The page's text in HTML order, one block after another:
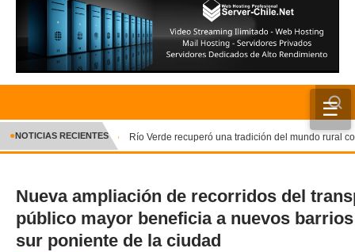
☰
INICIO
CRÓNICA
DEPORTES
ENTRETENIMIENTO Y CULTURA
✕
●NOTICIAS RECIENTES Río Verde recuperó una tradición del mundo rural
Nueva ampliación de recorridos del
público mayor beneficia a nuevos
sur poniente de la ciudad